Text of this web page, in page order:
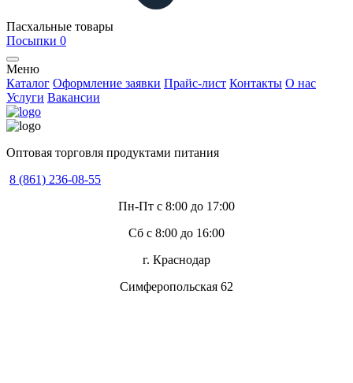
Пасхальные товары
Посыпки 0
Меню
Каталог Оформление заявки Прайс-лист Контакты О нас
Услуги Вакансии
Оптовая торговля продуктами питания
8 (861) 236-08-55
Пн-Пт с 8:00 до 17:00
Сб с 8:00 до 16:00
г. Краснодар
Симферопольская 62